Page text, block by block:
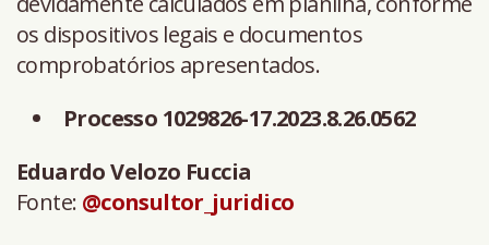
os dispositivos legais e documentos
comprobatórios apresentados.
Processo 1029826-17.2023.8.26.0562
Eduardo Velozo Fuccia
Fonte: @consultor_juridico